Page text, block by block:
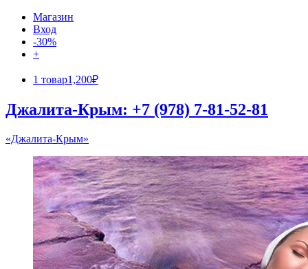
Магазин
Вход
-30%
+
1 товар1,200₽
Джалита-Крым: +7 (978) 7-81-52-81
«Джалита-Крым»